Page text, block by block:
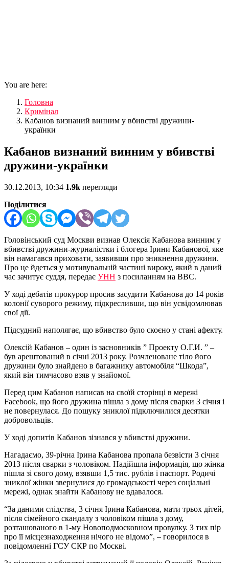
You are here:
Головна
Кримінал
Кабанов визнаний винним у вбивстві дружини-
українки
Кабанов визнаний винним у вбивстві
дружини-українки
30.12.2013, 10:34 1.9k перегляди
Поділитися
Головінський суд Москви визнав Олексія Кабанова винним у
вбивстві дружини-журналістки і блогера Ірини Кабанової, яке
він намагався приховати, заявивши про зникнення дружини.
Про це йдеться у мотивувальній частині вироку, який в даний
час зачитує суддя, передає УНН з посиланням на ВВС.
У ході дебатів прокурор просив засудити Кабанова до 14 років
колонії суворого режиму, підкресливши, що він усвідомлював
свої дії.
Підсудний наполягає, що вбивство було скоєно у стані афекту.
Олексій Кабанов – один із засновників ” Проекту О.Г.И. ” –
був арештований в січні 2013 року. Розчленоване тіло його
дружини було знайдено в багажнику автомобіля “Шкода”,
який він тимчасово взяв у знайомої.
Перед цим Кабанов написав на своїй сторінці в мережі
Facebook, що його дружина пішла з дому після сварки 3 січня і
не повернулася. До пошуку зниклої підключилися десятки
добровольців.
У ході допитів Кабанов зізнався у вбивстві дружини.
Нагадаємо, 39-річна Ірина Кабанова пропала безвісти 3 січня
2013 після сварки з чоловіком. Надійшла інформація, що жінка
пішла зі свого дому, взявши 1,5 тис. рублів і паспорт. Родичі
зниклої жінки звернулися до громадськості через соціальні
мережі, однак знайти Кабанову не вдавалося.
“За даними слідства, 3 січня Ірина Кабанова, мати трьох дітей,
після сімейного скандалу з чоловіком пішла з дому,
розташованого в 1-му Новоподмосковном провулку. З тих пір
про її місцезнаходження нічого не відомо”, – говорилося в
повідомленні ГСУ СКР по Москві.